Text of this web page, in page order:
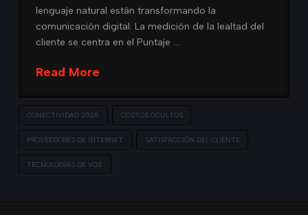
lenguaje natural están transformando la
comunicación digital. La medición de la lealtad del
cliente se centra en el Puntaje …
Read More
CONECTIVIDAD 2025 COSTOS OCULTOS
PROVEEDORES DE INTERNET SATISFACCIÓN DEL CLIENTE
TECNOLOGÍAS DE VOZ